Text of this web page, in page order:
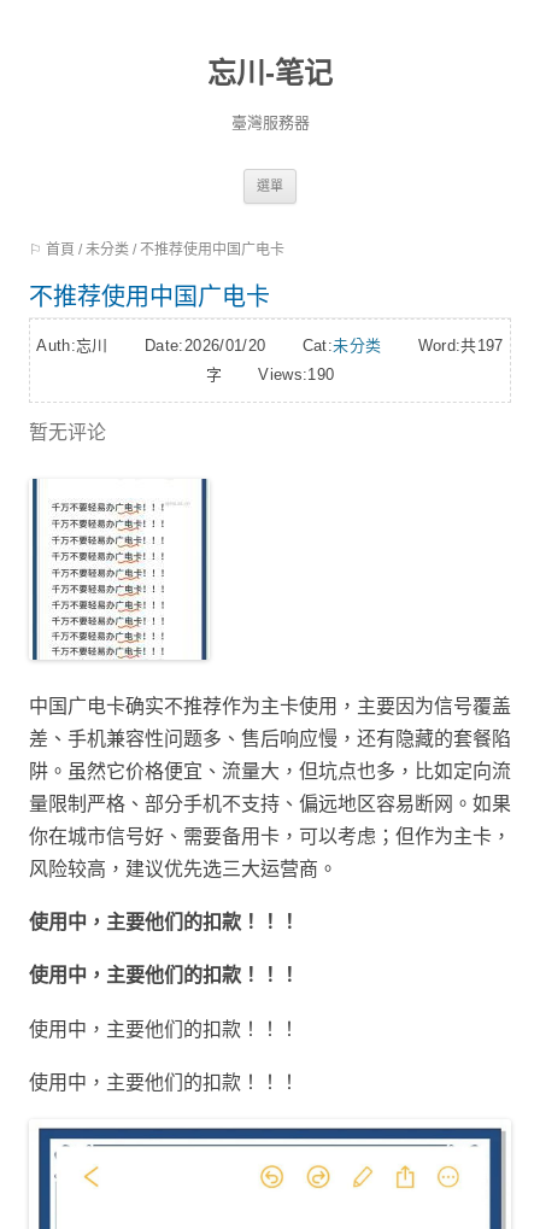
忘川-笔记
臺灣服務器
選單
⚐ 首頁 / 未分类 / 不推荐使用中国广电卡
不推荐使用中国广电卡
Auth:忘川 Date:2026/01/20 Cat:未分类 Word:共197
字 Views:190
暂无评论
中国广电卡确实不推荐作为主卡使用，主要因为信号覆盖
差、手机兼容性问题多、售后响应慢，还有隐藏的套餐陷
阱。虽然它价格便宜、流量大，但坑点也多，比如定向流
量限制严格、部分手机不支持、偏远地区容易断网。如果
你在城市信号好、需要备用卡，可以考虑；但作为主卡，
风险较高，建议优先选三大运营商。
使用中，主要他们的扣款！！！
使用中，主要他们的扣款！！！
使用中，主要他们的扣款！！！
使用中，主要他们的扣款！！！